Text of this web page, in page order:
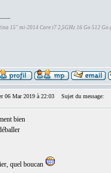
15" mi-2014 Core i7 2,5GHz 16 Go 512 Go
06 Mar 2019 à 22:03 Sujet du message:
bien
quel boucan